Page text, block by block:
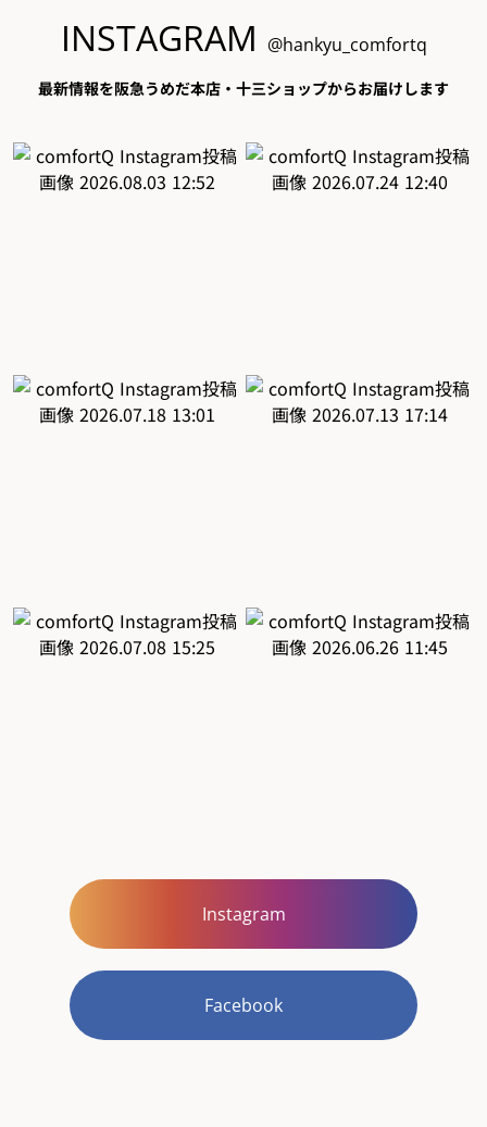
INSTAGRAM @hankyu_comfortq
最新情報を阪急うめだ本店・十三ショップからお届けします
Instagram
Facebook